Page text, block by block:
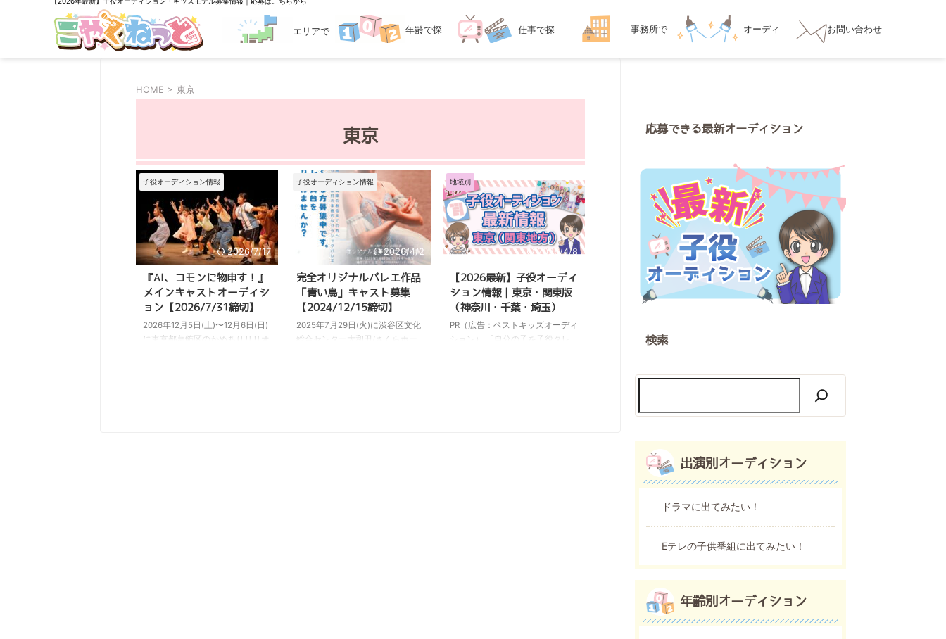
エリアで
探す
年齢で探
す
仕事で探
す
事務所で
探す
オーディ
ション対策
お問い合わせ
HOME > 東京
東京
子役オーディション情報
2026/7/17
『AI、コモンに物申す！』
メインキャストオーディシ
ョン【2026/7/31締切】
2026年12月5日(土)〜12月6日(日)
に東京都葛飾区のかめありリリオ
子役オーディション情報
2026/4/2
完全オリジナルバレエ作品
「青い鳥」キャスト募集
【2024/12/15締切】
2025年7月29日(火)に渋谷区文化
総合センター大和田/さくらホー
地域別
2026/4/8
【2026最新】子役オーディ
ション情報｜東京・関東版
（神奈川・千葉・埼玉）
PR（広告：ベストキッズオーディ
ション） 「自分の子を子役タレ
応募できる最新オーディション
検索
出演別オーディション
ドラマに出てみたい！
Eテレの子供番組に出てみたい！
年齢別オーディション